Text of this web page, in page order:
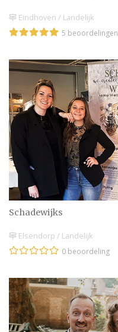
Eindhoven / Landelijk
5 beoordelingen
Schadewijks
Elsendorp / Landelijk
0 beoordeling